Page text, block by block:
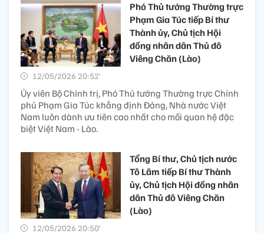
Phó Thủ tướng Thường trực
Phạm Gia Túc tiếp Bí thư
Thành ủy, Chủ tịch Hội
đồng nhân dân Thủ đô
Viêng Chăn (Lào)
12/05/2026 20:52’
Ủy viên Bộ Chính trị, Phó Thủ tướng Thường trực Chính
phủ Phạm Gia Túc khẳng định Đảng, Nhà nước Việt
Nam luôn dành ưu tiên cao nhất cho mối quan hệ đặc
biệt Việt Nam - Lào.
Tổng Bí thư, Chủ tịch nước
Tô Lâm tiếp Bí thư Thành
ủy, Chủ tịch Hội đồng nhân
dân Thủ đô Viêng Chăn
(Lào)
12/05/2026 20:50’